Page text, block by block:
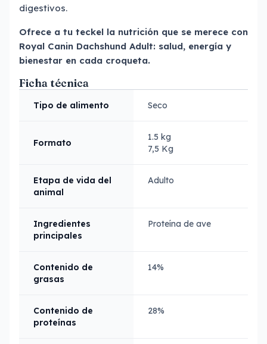
digestivos.
Ofrece a tu teckel la nutrición que se merece con
Royal Canin Dachshund Adult: salud, energía y
bienestar en cada croqueta.
Ficha técnica
Tipo de alimento Seco
Formato
1.5 kg
7,5 Kg
Etapa de vida del
animal
Adulto
Ingredientes
principales
Proteína de ave
Contenido de
grasas
14%
Contenido de
proteínas
28%